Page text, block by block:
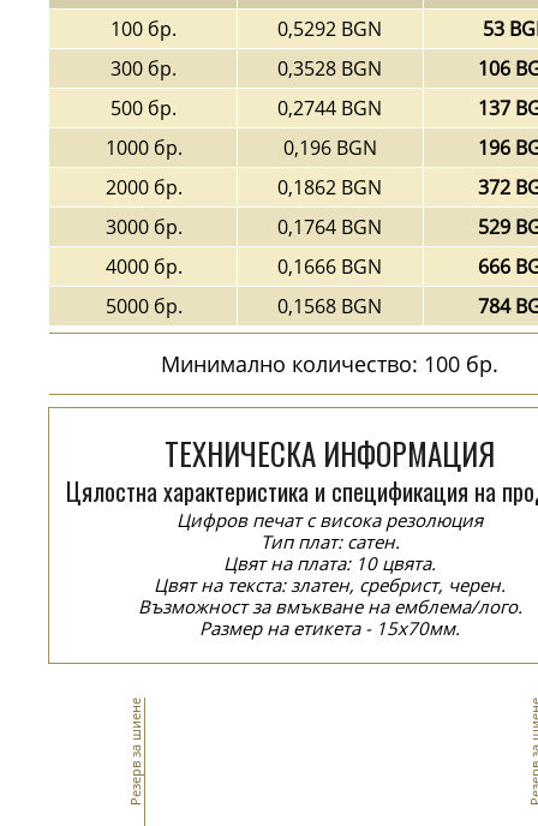
100 бр. 0,5292 BGN
53
300 бр.
0,3528 BGN
106
500 бр.
0,2744 BGN
137
1000 бр.
0,196 BGN
196
2000 бр.
0,1862 BGN
372
3000 бр.
0,1764 BGN
529
4000 бр.
0,1666 BGN
666
5000 бр.
0,1568 BGN 784
Минимално количество: 100 бр.
ТЕХНИЧЕСКА ИНФОРМАЦИЯ
Цялостна характеристика и спецификация на
Цифров печат с висока резолюция
Тип плат: сатен.
Цвят на плата: 10 цвята.
Цвят на текста: златен, сребрист, черен.
Възможност за вмъкване на емблема/лого.
Размер на етикета - 15x70мм.
Резерв за шиене